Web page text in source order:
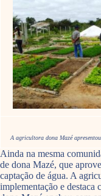
A agricultora dona Mazé
Ainda na mesma
de dona Mazé, que
captação de água. A
implementação e destaca